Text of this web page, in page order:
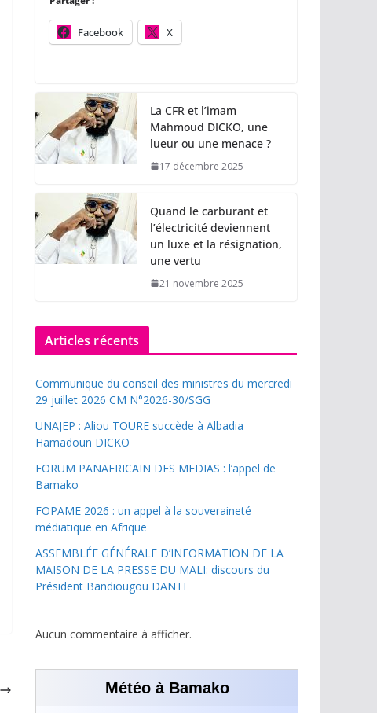
Facebook X
La CFR et l’imam
Mahmoud DICKO, une
lueur ou une menace ?
17 décembre 2025
Quand le carburant et
l’électricité deviennent
un luxe et la résignation,
une vertu
21 novembre 2025
Articles récents
Communique du conseil des ministres du mercredi
29 juillet 2026 CM N°2026-30/SGG
UNAJEP : Aliou TOURE succède à Albadia
Hamadoun DICKO
FORUM PANAFRICAIN DES MEDIAS : l’appel de
Bamako
FOPAME 2026 : un appel à la souveraineté
médiatique en Afrique
ASSEMBLÉE GÉNÉRALE D’INFORMATION DE LA
MAISON DE LA PRESSE DU MALI: discours du
Président Bandiougou DANTE
Aucun commentaire à afficher.
Météo à Bamako